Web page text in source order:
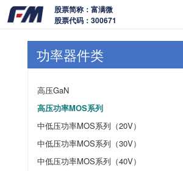
股票简称：富满微
股票代码：300671
功率器件类
高压GaN
高压功率MOS系列
中低压功率MOS系列（20V）
中低压功率MOS系列（30V）
中低压功率MOS系列（40V）